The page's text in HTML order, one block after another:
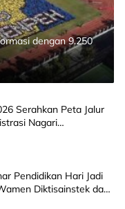
dengan 9.250
Serahkan Peta Jalur
Nagari
Pendidikan Hari Jadi
Diktisainstek dan